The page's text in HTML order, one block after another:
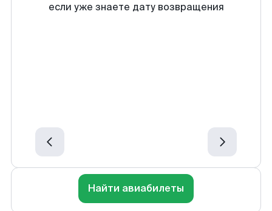
если уже знаете дату возвращения
Найти авиабилеты